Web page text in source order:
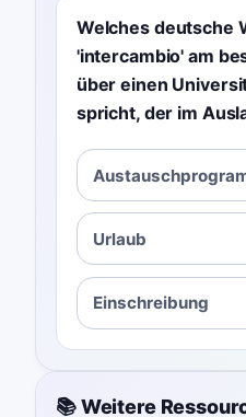
Welches deutsche
'intercambio' am
über einen
spricht, der im
Urlaub
Einschreibung
📚 Weitere